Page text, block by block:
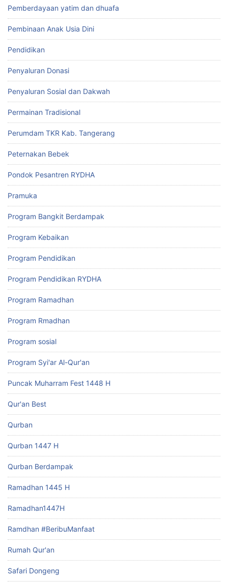
Pemberdayaan yatim dan dhuafa
Pembinaan Anak Usia Dini
Pendidikan
Penyaluran Donasi
Penyaluran Sosial dan Dakwah
Permainan Tradisional
Perumdam TKR Kab. Tangerang
Peternakan Bebek
Pondok Pesantren RYDHA
Pramuka
Program Bangkit Berdampak
Program Kebaikan
Program Pendidikan
Program Pendidikan RYDHA
Program Ramadhan
Program Rmadhan
Program sosial
Program Syi'ar Al-Qur'an
Puncak Muharram Fest 1448 H
Qur'an Best
Qurban
Qurban 1447 H
Qurban Berdampak
Ramadhan 1445 H
Ramadhan1447H
Ramdhan #BeribuManfaat
Rumah Qur'an
Safari Dongeng